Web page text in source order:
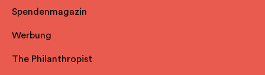
Spendenmagazin
Werbung
The Philanthropist